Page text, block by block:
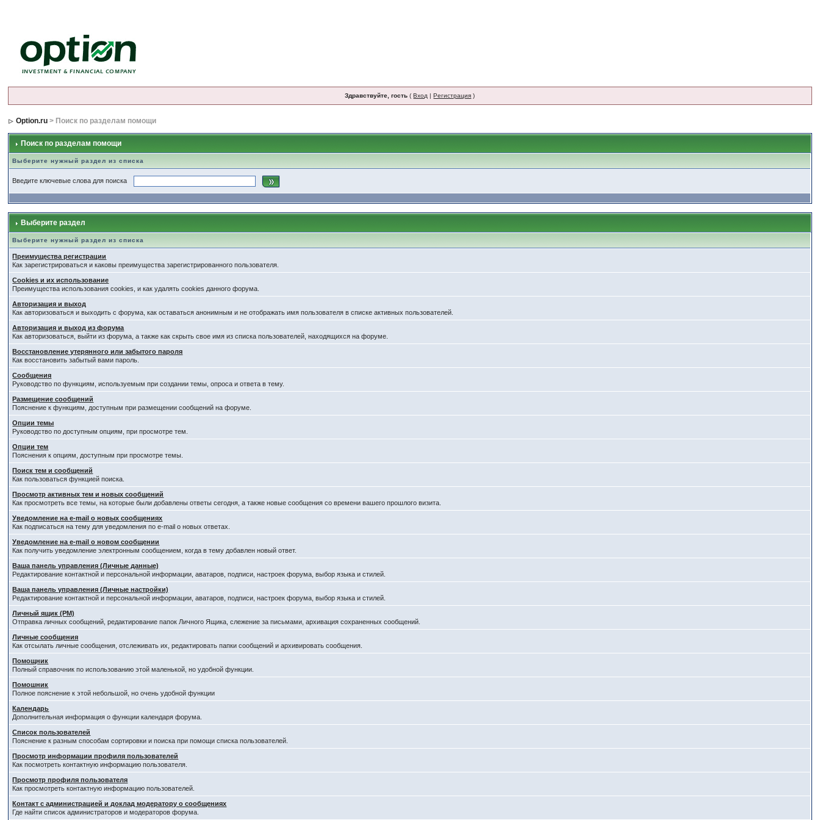
Здравствуйте, гость (Вход |Регистрация )
Option.ru > Поиск по разделам помощи
Поиск по разделам помощи
Выберите нужный раздел из списка
Введите ключевые слова для поиска
Выберите раздел
Выберите нужный раздел из списка
Преимущества регистрации
Как зарегистрироваться и каковы преимущества зарегистрированного пользователя.
Cookies и их использование
Преимущества использования cookies, и как удалять cookies данного форума.
Авторизация и выход
Как авторизоваться и выходить с форума, как оставаться анонимным и не отображать имя пользователя в списке активных пользователей.
Авторизация и выход из форума
Как авторизоваться, выйти из форума, а также как скрыть свое имя из списка пользователей, находящихся на форуме.
Восстановление утерянного или забытого пароля
Как восстановить забытый вами пароль.
Сообщения
Руководство по функциям, используемым при создании темы, опроса и ответа в тему.
Размещение сообщений
Пояснение к функциям, доступным при размещении сообщений на форуме.
Опции темы
Руководство по доступным опциям, при просмотре тем.
Опции тем
Пояснения к опциям, доступным при просмотре темы.
Поиск тем и сообщений
Как пользоваться функцией поиска.
Просмотр активных тем и новых сообщений
Как просмотреть все темы, на которые были добавлены ответы сегодня, а также новые сообщения со времени вашего прошлого визита.
Уведомление на e-mail о новых сообщениях
Как подписаться на тему для уведомления по e-mail о новых ответах.
Уведомление на е-mail о новом сообщении
Как получить уведомление электронным сообщением, когда в тему добавлен новый ответ.
Ваша панель управления (Личные данные)
Редактирование контактной и персональной информации, аватаров, подписи, настроек форума, выбор языка и стилей.
Ваша панель управления (Личные настройки)
Редактирование контактной и персональной информации, аватаров, подписи, настроек форума, выбор языка и стилей.
Личный ящик (PM)
Отправка личных сообщений, редактирование папок Личного Ящика, слежение за письмами, архивация сохраненных сообщений.
Личные сообщения
Как отсылать личные сообщения, отслеживать их, редактировать папки сообщений и архивировать сообщения.
Помощник
Полный справочник по использованию этой маленькой, но удобной функции.
Помошник
Полное пояснение к этой небольшой, но очень удобной функции
Календарь
Дополнительная информация о функции календаря форума.
Список пользователей
Пояснение к разным способам сортировки и поиска при помощи списка пользователей.
Просмотр информации профиля пользователей
Как посмотреть контактную информацию пользователя.
Просмотр профиля пользователя
Как просмотреть контактную информацию пользователей.
Контакт с администрацией и доклад модератору о сообщениях
Где найти список администраторов и модераторов форума.